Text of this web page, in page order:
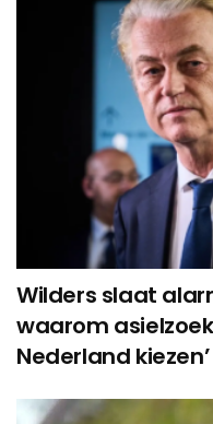
Wilders slaat
waarom
Nederland kiezen’